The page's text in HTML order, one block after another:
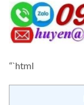
“`html